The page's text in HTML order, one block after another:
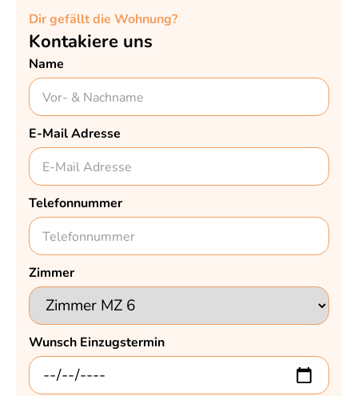
Dir gefällt die Wohnung?
Kontakiere uns
Name
E-Mail Adresse
Telefonnummer
Zimmer
Wunsch Einzugstermin